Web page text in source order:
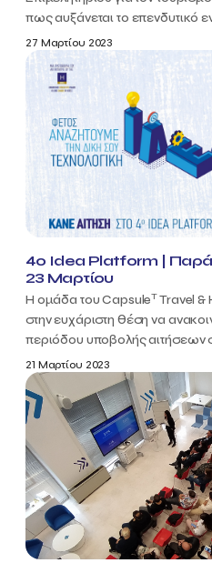
πως αυξάνεται το επενδυτικό
27 Μαρτίου 2023
4o Idea Platform |
23 Μαρτίου
Η ομάδα του CapsuleTTravel &
στην ευχάριστη θέση να
περιόδου υποβολής αιτήσεων
21 Μαρτίου 2023